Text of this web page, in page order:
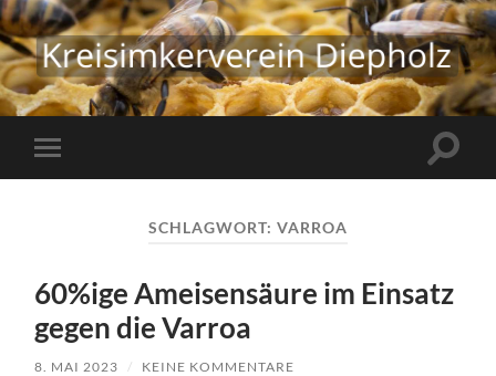
Kreisimkerverein
Diepholz
Menü
SCHLAGWORT: VARROA
60%ige Ameisensäure im Einsatz
gegen die Varroa
8. MAI 2023 / KEINE KOMMENTARE